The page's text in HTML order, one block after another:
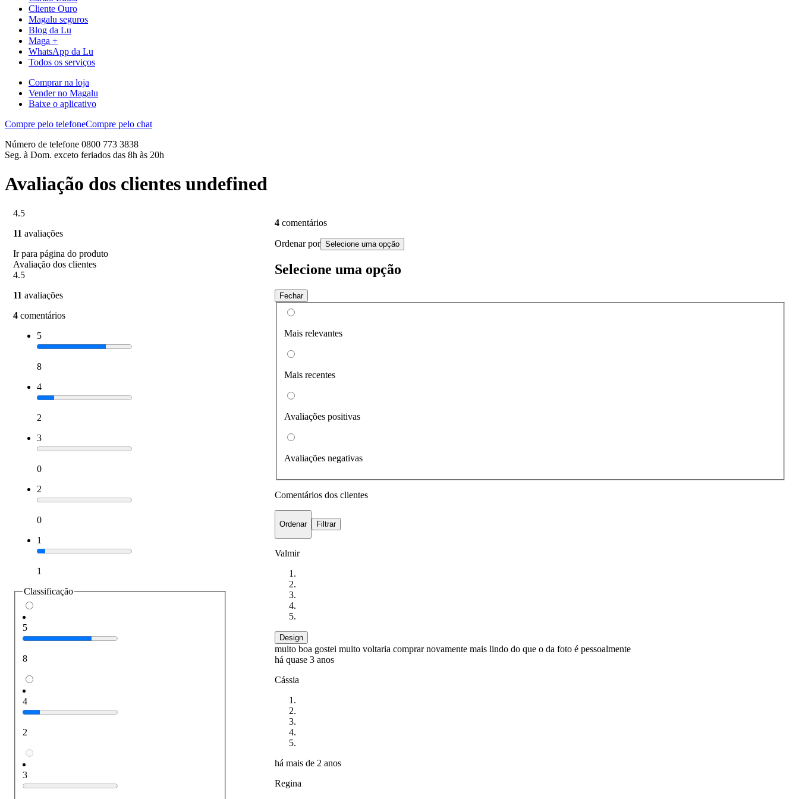
Cliente Ouro
Magalu seguros
Blog da Lu
Maga +
WhatsApp da Lu
Todos os serviços
Comprar na loja
Vender no Magalu
Baixe o aplicativo
Compre pelo telefoneCompre pelo chat
Número de telefone 0800 773 3838
Seg. à Dom. exceto feriados das 8h às 20h
Avaliação dos clientes undefined
4.5
11 avaliações
Ir para página do produto
Avaliação dos clientes
4.5
11 avaliações
4 comentários
5
8
4
2
3
0
2
0
1
1
Classificação
5
8
4
2
3
4 comentários
Ordenar por Selecione uma opção
Selecione uma opção
Fechar
Mais relevantes
Mais recentes
Avaliações positivas
Avaliações negativas
Comentários dos clientes
Ordenar Filtrar
Valmir
Design
muito boa gostei muito voltaria comprar novamente mais lindo do que o da foto é pessoalmente
há quase 3 anos
Cássia
há mais de 2 anos
Regina